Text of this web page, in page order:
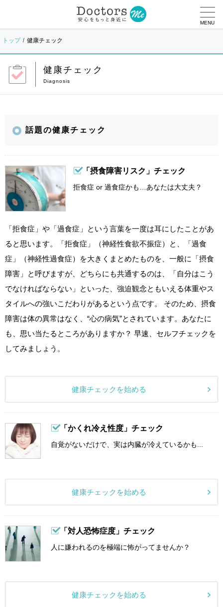
MENU
トップ 健康チェック
健康チェック
話題の健康チェック
「摂食障害リスク」チェック
拒食症 or 過食症かも…あなたは大丈夫？
「拒食症」や「過食症」という言葉を一度は耳にしたことがあ
ると思います。「拒食症」（神経性食欲不振症）と、「過食
症」（神経性過食症）を大きくまとめたものを、一般に「摂食
障害」と呼びますが、どちらにも共通するのは、「自分はこう
でなければならない」といった、強迫観念ともいえる体重やス
タイルへの強いこだわりがあるという点です。 そのため、摂食
障害は体の異常はなく、“心の病気”とされています。あなたに
も、思い当たるところがありますか？ 早速、セルフチェックを
してみましょう。
健康チェックを始める
「かくれ冷え性度」チェック
自覚がないだけで、実は内臓が冷えているかも...
健康チェックを始める
「対人恐怖症度」チェック
人に嫌われるのを極端に怖がってませんか？
健康チェックを始める